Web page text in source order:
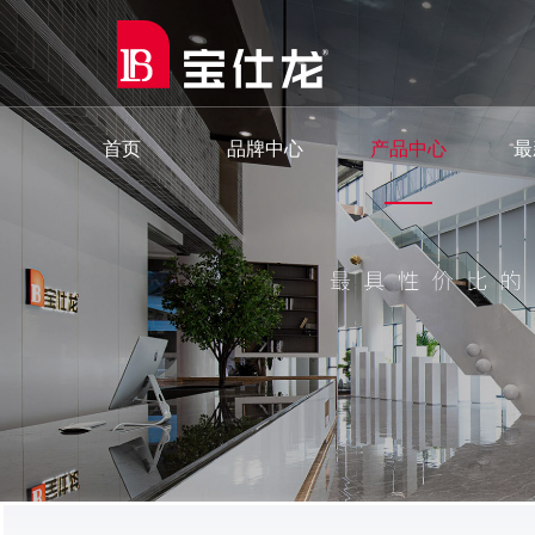
首页 品牌中心 产品中心